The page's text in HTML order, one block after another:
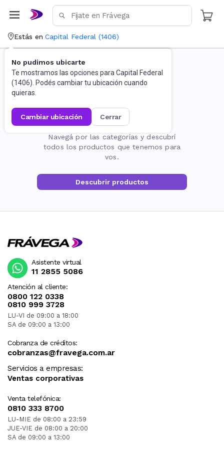
Estás en Capital Federal (1406)
No pudimos ubicarte
Te mostramos las opciones para Capital Federal
(1406). Podés cambiar tu ubicación cuando
quieras.
cambiar ubicación cerrar
La página no existe
Navegá por las categorías y descubrí
todos los productos que tenemos para
vos.
Descubrir productos
Atención al cliente:
0800 122 0338
0810 999 3728
LU-VI de 09:00 a 18:00
SA de 09:00 a 13:00
Cobranza de créditos:
cobranzas@fravega.com.ar
Servicios a empresas:
Ventas corporativas
Venta telefónica:
0810 333 8700
LU-MIE de 08:00 a 23:59
JUE-VIE de 08:00 a 20:00
SA de 09:00 a 13:00
Asistente virtual
11 2855 5086